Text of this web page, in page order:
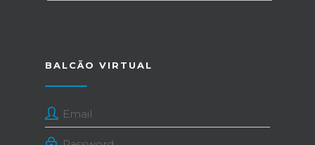
BALCÃO VIRTUAL